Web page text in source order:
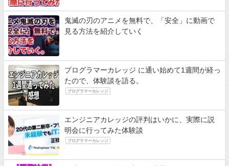
鬼滅の刃のアニメを無料で、「安全」に動画で
見る方法を紹介していく
プログラマーカレッジ に通い始めて1週間が経っ
たので、体験談を語る。
プログラマーカレッジ
エンジニアカレッジの評判はいかに、実際に説
明会に行ってみた体験談
プログラマーカレッジ